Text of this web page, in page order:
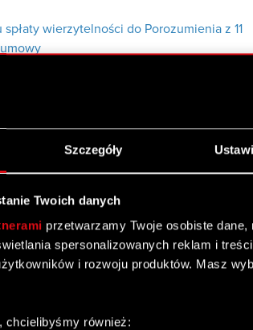
Szczegóły
Twoich danych
przetwarzamy Twoje osobiste
spersonalizowanych reklam i
i rozwoju produktów. Masz
chcielibyśmy również:
wierzytelności do Porozumienia z 11
Komornika Sądowego przy Sądzie
na rzecz Optimus S.A.